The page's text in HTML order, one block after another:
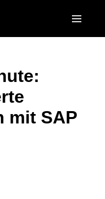
(English)
(English)
(Français)
(English)
(Français)
mit SAP